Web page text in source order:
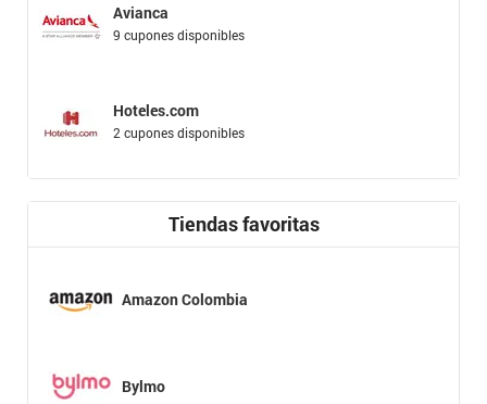
Avianca
9 cupones disponibles
Hoteles.com
2 cupones disponibles
Tiendas favoritas
Amazon Colombia
Bylmo